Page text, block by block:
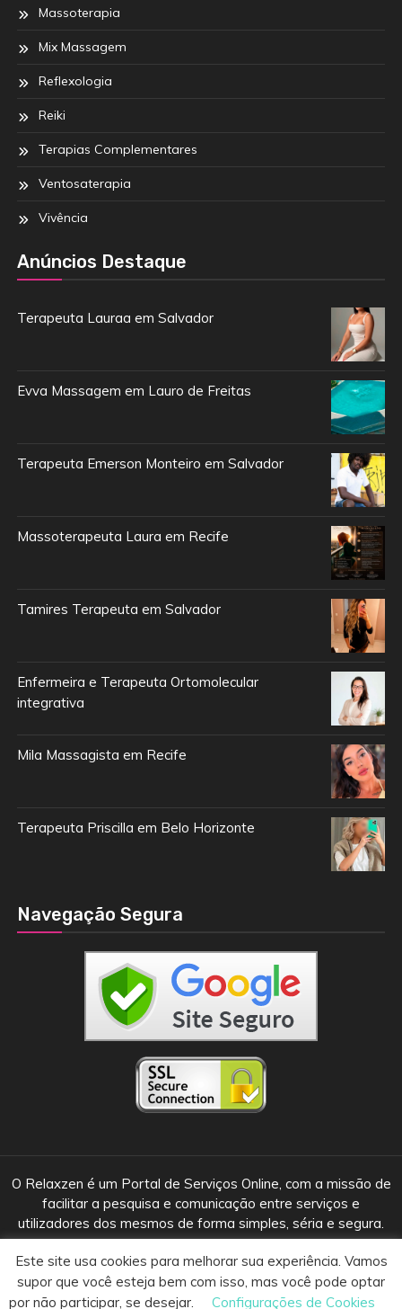
Massoterapia
Mix Massagem
Reflexologia
Reiki
Terapias Complementares
Ventosaterapia
Vivência
Anúncios Destaque
Terapeuta Lauraa em Salvador
Evva Massagem em Lauro de Freitas
Terapeuta Emerson Monteiro em Salvador
Massoterapeuta Laura em Recife
Tamires Terapeuta em Salvador
Enfermeira e Terapeuta Ortomolecular
integrativa
Mila Massagista em Recife
Terapeuta Priscilla em Belo Horizonte
Navegação Segura
O Relaxzen é um Portal de Serviços Online, com a missão de
facilitar a pesquisa e comunicação entre serviços e
utilizadores dos mesmos de forma simples, séria e segura.
© 2018 • 2020 - Relaxzen Guia de Massoterapeuta| Tema: Guia
Este site usa cookies para melhorar sua experiência. Vamos
supor que você esteja bem com isso, mas você pode optar
por não participar, se desejar.
Configurações de Cookies